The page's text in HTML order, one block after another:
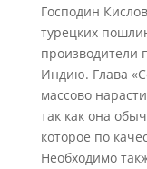
Господин
турецких
производители
Индию. Глава
массово
так как она
которое по
Необходимо